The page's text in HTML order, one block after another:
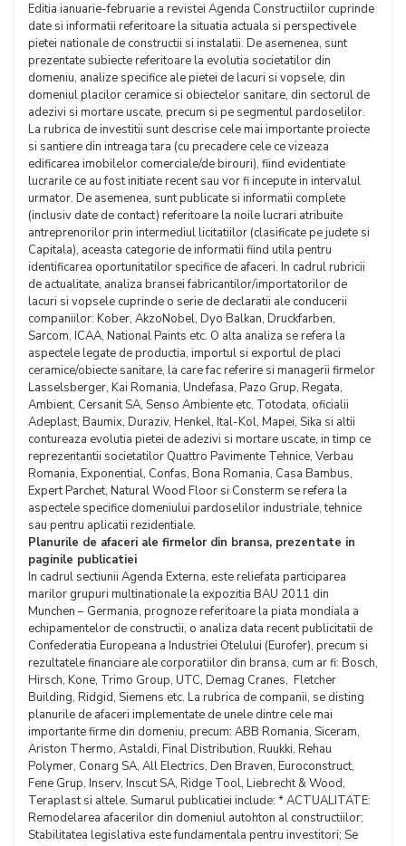
Editia ianuarie-februarie a revistei Agenda Constructiilor cuprinde
date si informatii referitoare la situatia actuala si perspectivele
pietei nationale de constructii si instalatii. De asemenea, sunt
prezentate subiecte referitoare la evolutia societatilor din
domeniu, analize specifice ale pietei de lacuri si vopsele, din
domeniul placilor ceramice si obiectelor sanitare, din sectorul de
adezivi si mortare uscate, precum si pe segmentul pardoselilor.
La rubrica de investitii sunt descrise cele mai importante proiecte
si santiere din intreaga tara (cu precadere cele ce vizeaza
edificarea imobilelor comerciale/de birouri), fiind evidentiate
lucrarile ce au fost initiate recent sau vor fi incepute in intervalul
urmator. De asemenea, sunt publicate si informatii complete
(inclusiv date de contact) referitoare la noile lucrari atribuite
antreprenorilor prin intermediul licitatiilor (clasificate pe judete si
Capitala), aceasta categorie de informatii fiind utila pentru
identificarea oportunitatilor specifice de afaceri. In cadrul rubricii
de actualitate, analiza bransei fabricantilor/importatorilor de
lacuri si vopsele cuprinde o serie de declaratii ale conducerii
companiilor: Kober, AkzoNobel, Dyo Balkan, Druckfarben,
Sarcom, ICAA, National Paints etc. O alta analiza se refera la
aspectele legate de productia, importul si exportul de placi
ceramice/obiecte sanitare, la care fac referire si managerii firmelor
Lasselsberger, Kai Romania, Undefasa, Pazo Grup, Regata,
Ambient, Cersanit SA, Senso Ambiente etc. Totodata, oficialii
Adeplast, Baumix, Duraziv, Henkel, Ital-Kol, Mapei, Sika si altii
contureaza evolutia pietei de adezivi si mortare uscate, in timp ce
reprezentantii societatilor Quattro Pavimente Tehnice, Verbau
Romania, Exponential, Confas, Bona Romania, Casa Bambus,
Expert Parchet, Natural Wood Floor si Consterm se refera la
aspectele specifice domeniului pardoselilor industriale, tehnice
sau pentru aplicatii rezidentiale.
Planurile de afaceri ale firmelor din bransa, prezentate in
paginile publicatiei
In cadrul sectiunii Agenda Externa, este reliefata participarea
marilor grupuri multinationale la expozitia BAU 2011 din
Munchen – Germania, prognoze referitoare la piata mondiala a
echipamentelor de constructii, o analiza data recent publicitatii de
Confederatia Europeana a Industriei Otelului (Eurofer), precum si
rezultatele financiare ale corporatiilor din bransa, cum ar fi: Bosch,
Hirsch, Kone, Trimo Group, UTC, Demag Cranes, Fletcher
Building, Ridgid, Siemens etc. La rubrica de companii, se disting
planurile de afaceri implementate de unele dintre cele mai
importante firme din domeniu, precum: ABB Romania, Siceram,
Ariston Thermo, Astaldi, Final Distribution, Ruukki, Rehau
Polymer, Conarg SA, All Electrics, Den Braven, Euroconstruct,
Fene Grup, Inserv, Inscut SA, Ridge Tool, Liebrecht & Wood,
Teraplast si altele. Sumarul publicatiei include: * ACTUALITATE:
Remodelarea afacerilor din domeniul autohton al constructiilor;
Stabilitatea legislativa este fundamentala pentru investitori; Se